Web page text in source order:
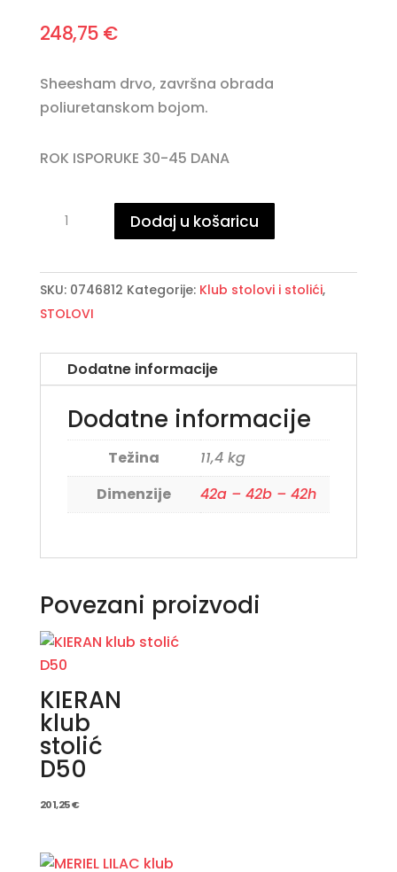
248,75 €
Sheesham drvo, završna obrada
poliuretanskom bojom.
ROK ISPORUKE 30-45 DANA
klub
količina
Dodaj u košaricu
SKU: 0746812 Kategorije: Klub stolovi i stolići,
STOLOVI
Dodatne informacije
Dodatne informacije
Težina
11,4 kg
Dimenzije
42a – 42b – 42h
Povezani proizvodi
KIERAN
klub
stolić
D50
201,25€